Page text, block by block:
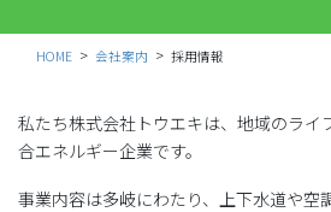
HOME 会社案内 採用情報
私たち株式会社トウエキは、地域のライ
合エネルギー企業です。
事業内容は多岐にわたり、上下水道や空